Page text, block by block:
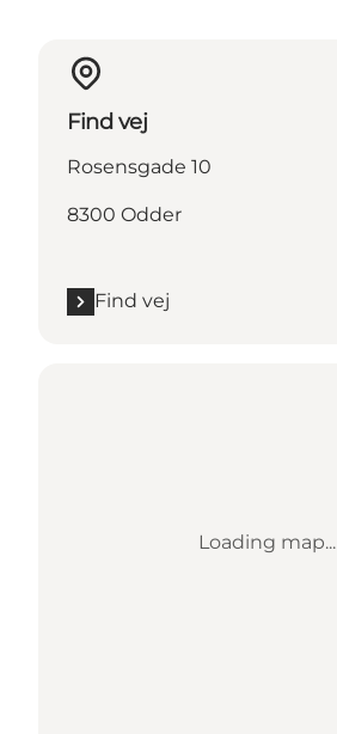
Find vej
Rosensgade 10
8300 Odder
Find vej
Loading map...